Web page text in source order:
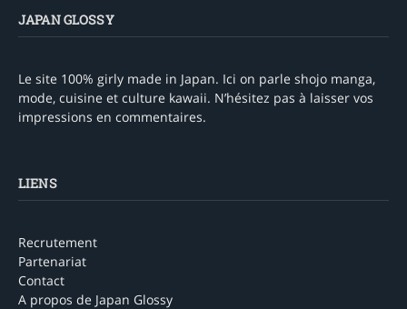
JAPAN GLOSSY
Le site 100% girly made in Japan. Ici on parle shojo manga,
mode, cuisine et culture kawaii. N’hésitez pas à laisser vos
impressions en commentaires.
LIENS
Recrutement
Partenariat
Contact
A propos de Japan Glossy